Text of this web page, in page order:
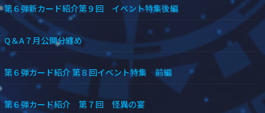
第６弾新カード紹介第９回 イベント特集後編
Q＆A７月公開分纏め
第６弾カード紹介 第８回イベント特集 前編
第６弾カード紹介 第７回 怪異の宴